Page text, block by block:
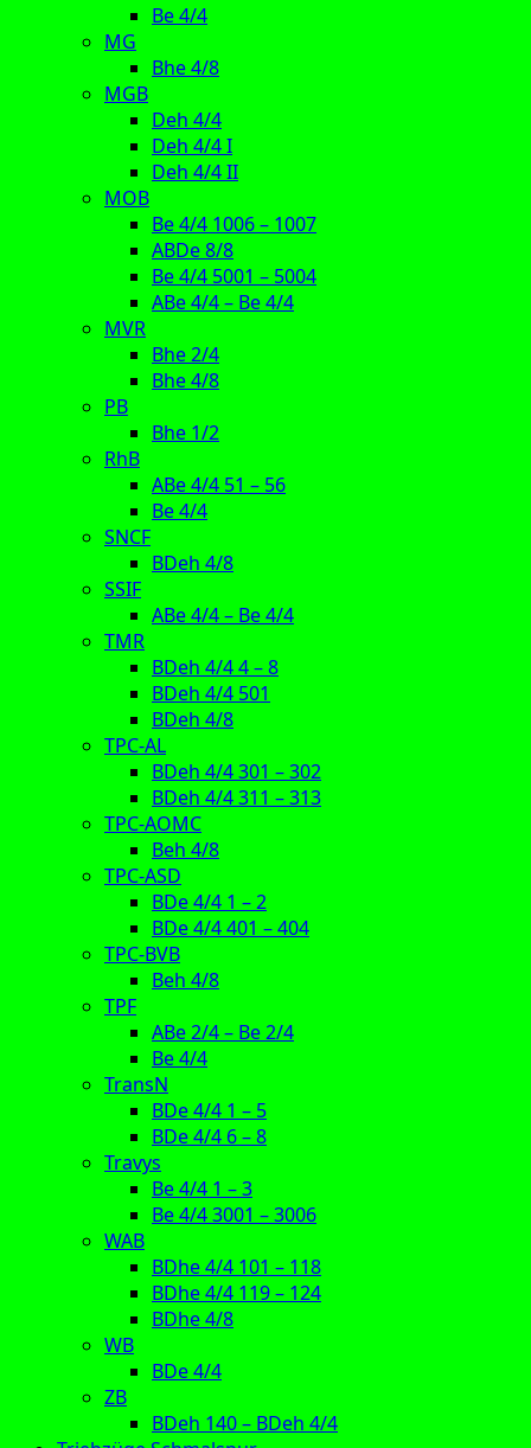
Be 4/4
MG
Bhe 4/8
MGB
Deh 4/4
Deh 4/4 I
Deh 4/4 II
MOB
Be 4/4 1006 – 1007
ABDe 8/8
Be 4/4 5001 – 5004
ABe 4/4 – Be 4/4
MVR
Bhe 2/4
Bhe 4/8
PB
Bhe 1/2
RhB
ABe 4/4 51 – 56
Be 4/4
SNCF
BDeh 4/8
SSIF
ABe 4/4 – Be 4/4
TMR
BDeh 4/4 4 – 8
BDeh 4/4 501
BDeh 4/8
TPC-AL
BDeh 4/4 301 – 302
BDeh 4/4 311 – 313
TPC-AOMC
Beh 4/8
TPC-ASD
BDe 4/4 1 – 2
BDe 4/4 401 – 404
TPC-BVB
Beh 4/8
TPF
ABe 2/4 – Be 2/4
Be 4/4
TransN
BDe 4/4 1 – 5
BDe 4/4 6 – 8
Travys
Be 4/4 1 – 3
Be 4/4 3001 – 3006
WAB
BDhe 4/4 101 – 118
BDhe 4/4 119 – 124
BDhe 4/8
WB
BDe 4/4
ZB
BDeh 140 – BDeh 4/4